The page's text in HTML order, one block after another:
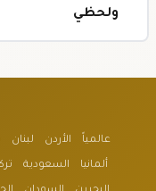
ولحظي
عالمياً الأردن لبنان
ألمانيا السعودية